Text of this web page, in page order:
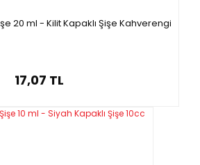
20 ml - Kilit Kapaklı Şişe Kahverengi
17,07 TL